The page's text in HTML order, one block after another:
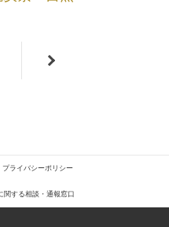
プライバシーポリシー
関する相談・通報窓口